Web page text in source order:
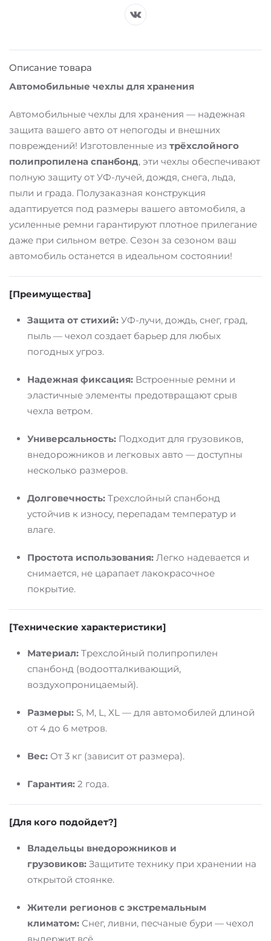
Описание товара
Автомобильные чехлы для хранения
Автомобильные чехлы для хранения — надежная
защита вашего авто от непогоды и внешних
повреждений! Изготовленные из трёхслойного
полипропилена спанбонд, эти чехлы обеспечивают
полную защиту от УФ-лучей, дождя, снега, льда,
пыли и града. Полузаказная конструкция
адаптируется под размеры вашего автомобиля, а
усиленные ремни гарантируют плотное прилегание
даже при сильном ветре. Сезон за сезоном ваш
автомобиль останется в идеальном состоянии!
[Преимущества]
Защита от стихий: УФ-лучи, дождь, снег, град,
пыль — чехол создает барьер для любых
погодных угроз.
Надежная фиксация: Встроенные ремни и
эластичные элементы предотвращают срыв
чехла ветром.
Универсальность: Подходит для грузовиков,
внедорожников и легковых авто — доступны
несколько размеров.
Долговечность: Трехслойный спанбонд
устойчив к износу, перепадам температур и
влаге.
Простота использования: Легко надевается и
снимается, не царапает лакокрасочное
покрытие.
[Технические характеристики]
Материал: Трехслойный полипропилен
спанбонд (водоотталкивающий,
воздухопроницаемый).
Размеры: S, M, L, XL — для автомобилей длиной
от 4 до 6 метров.
Вес: От 3 кг (зависит от размера).
Гарантия: 2 года.
[Для кого подойдет?]
Владельцы внедорожников и
грузовиков: Защитите технику при хранении на
открытой стоянке.
Жители регионов с экстремальным
климатом: Снег, ливни, песчаные бури — чехол